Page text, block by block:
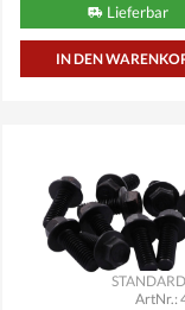
Lieferbar
ArtNr.: